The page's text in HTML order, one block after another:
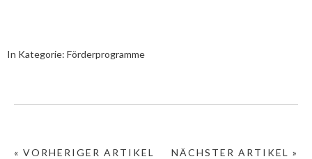
In Kategorie: Förderprogramme
NÄCHSTER ARTIKEL »
« VORHERIGER ARTIKEL